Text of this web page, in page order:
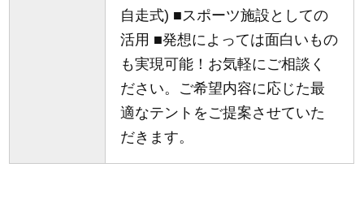
自走式) ■スポーツ施設としての
活用 ■発想によっては面白いもの
も実現可能！お気軽にご相談く
ださい。ご希望内容に応じた最
適なテントをご提案させていた
だきます。